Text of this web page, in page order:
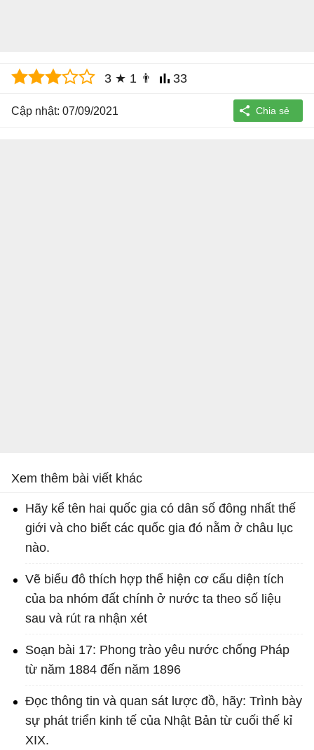
3 ★ 1 👨 33
Cập nhật: 07/09/2021
Xem thêm bài viết khác
Hãy kể tên hai quốc gia có dân số đông nhất thế
giới và cho biết các quốc gia đó nằm ở châu lục
nào.
Vẽ biểu đô thích hợp thể hiện cơ cấu diện tích
của ba nhóm đất chính ở nước ta theo số liệu
sau và rút ra nhận xét
Soạn bài 17: Phong trào yêu nước chống Pháp
từ năm 1884 đến năm 1896
Đọc thông tin và quan sát lược đồ, hãy: Trình bày
sự phát triển kinh tế của Nhật Bản từ cuối thế kỉ
XIX.